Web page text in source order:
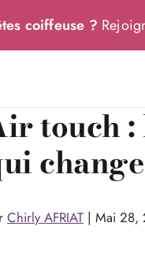
coiffeuse ?
touch :
Chirly AFRIAT | Mai 28,